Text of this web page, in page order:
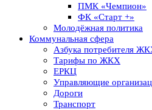
ПМК «Чемпион»
ФК «Старт +»
Молодёжная политика
Коммунальная сфера
Азбука потребителя
Тарифы по ЖКХ
ЕРКЦ
Управляющие
Дороги
Транспорт